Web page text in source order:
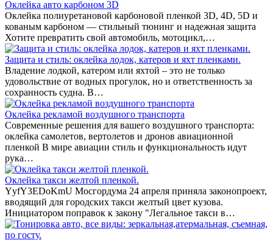
Оклейка авто карбоном 3D
Оклейка полиуретановой карбоновой пленкой 3D, 4D, 5D и
кованым карбоном — стильный тюнинг и надежная защита
Хотите превратить свой автомобиль, мотоцикл,…
Защита и стиль: оклейка лодок, катеров и яхт пленками.
Владение лодкой, катером или яхтой – это не только
удовольствие от водных прогулок, но и ответственность за
сохранность судна. В…
Оклейка рекламой воздушного транспорта
Современные решения для вашего воздушного транспорта:
оклейка самолетов, вертолетов и дронов авиационной
пленкой В мире авиации стиль и функциональность идут
рука…
Оклейка такси желтой пленкой.
YyfY3EDoKmU Мосгордума 24 апреля приняла законопроект,
вводящий для городских такси желтый цвет кузова.
Инициатором поправок к закону "Легальное такси в…